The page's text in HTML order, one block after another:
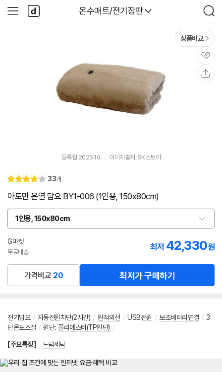
다나와
온수매트/전기장판
검
색
사
이
다
나
와
상품비교
관
심
등록월 2025.10. 이미지출처: SK스토아
별
점
4.
리
33개
아토만 온열 담요 BY1-006 (1인용, 150x80cm)
1인용, 150x80cm
옵
션
선
택
G마켓
무료배송
최저 42,330원
가격비교 20 최저가 구매하기
전기담요 / 자동전원차단(2시간) / 원적외선 / USB전원 / 보조배터리연결 / 3
단온도조절 / 원단: 폴리에스터(TP원단) /
[주요특징] 드럼세탁